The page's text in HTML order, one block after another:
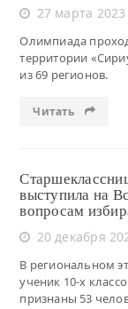
27 марта 2023
Олимпиада
территории
из 69 регионов.
Читать
выступила на
вопросам
20 декабря
В региональном
ученик 10-х
признаны 53